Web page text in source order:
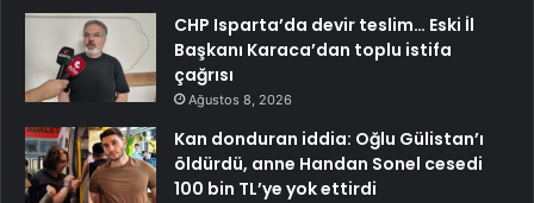
CHP Isparta’da devir teslim… Eski İl
Başkanı Karaca’dan toplu istifa
çağrısı
Ağustos 8, 2026
Kan donduran iddia: Oğlu Gülistan’ı
öldürdü, anne Handan Sonel cesedi
100 bin TL’ye yok ettirdi